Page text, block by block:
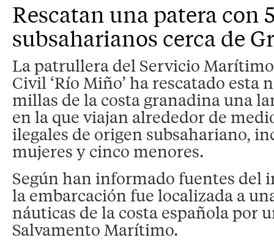
Rescatan una patera con
subsaharianos cerca de
La patrullera del Servicio
Civil ‘Río Miño’ ha rescatado esta
millas de la costa granadina una
en la que viajan alrededor de
ilegales de origen subsahariano,
mujeres y cinco menores.
Según han informado fuentes del
la embarcación fue localizada a
náuticas de la costa española por
Salvamento Marítimo.